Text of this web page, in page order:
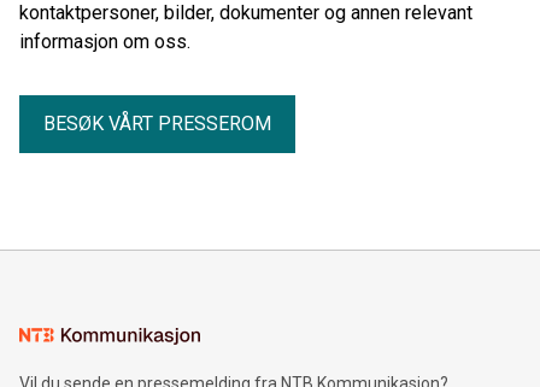
kontaktpersoner, bilder, dokumenter og annen relevant
informasjon om oss.
BESØK VÅRT PRESSEROM